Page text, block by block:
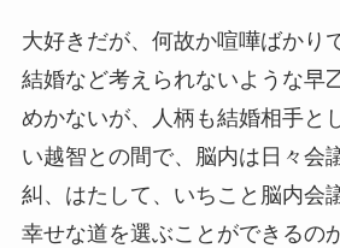
大好きだが、何故か喧嘩ばかり
結婚など考えられないような早
めかないが、人柄も結婚相手と
い越智との間で、脳内は日々会
糾、はたして、いちこと脳内会
幸せな道を選ぶことができるの